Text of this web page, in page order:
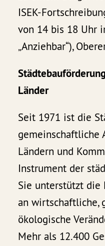
ISEK-
von 14 bis 18 Uhr
„Anziehbar“),
Länder
Seit 1971 ist die
gemeinschaftliche
Ländern und
Instrument der
Sie unterstützt die
an wirtschaftliche,
ökologische
Mehr als 12.400